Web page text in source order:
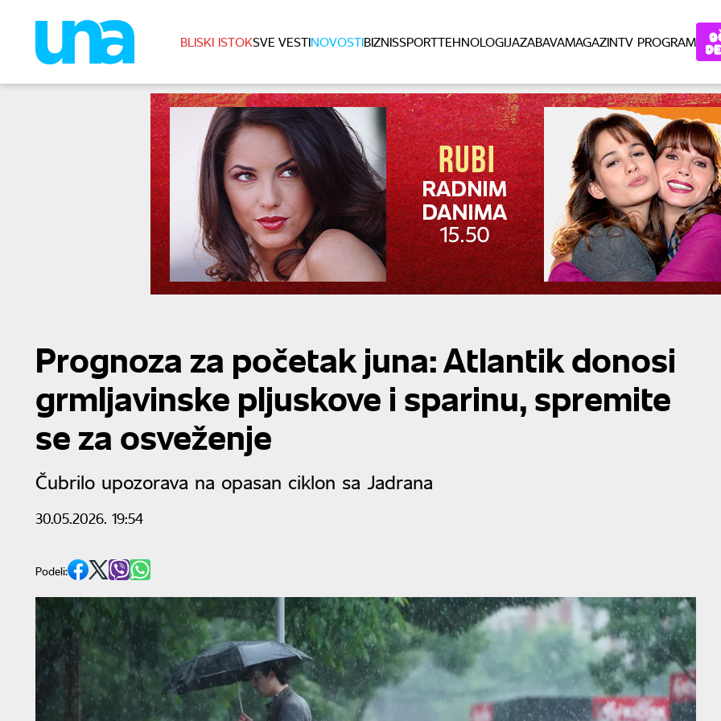
BLISKI ISTOKSVE VESTINOVOSTIBIZNISSPORTTEHNOLOGIJAZABAVAMAGAZINTV PROGRAM
Prognoza za početak juna: Atlantik donosi
grmljavinske pljuskove i sparinu, spremite
se za osveženje
Čubrilo upozorava na opasan ciklon sa Jadrana
30.05.2026. 19:54
Podeli: